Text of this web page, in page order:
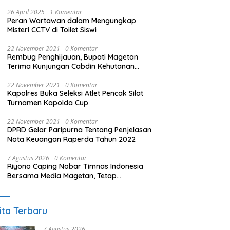
26 April 2025 1 Komentar
Peran Wartawan dalam Mengungkap
Misteri CCTV di Toilet Siswi
22 November 2021 0 Komentar
Rembug Penghijauan, Bupati Magetan
Terima Kunjungan Cabdin Kehutanan
22 November 2021 0 Komentar
Kapolres Buka Seleksi Atlet Pencak Silat
Turnamen Kapolda Cup
22 November 2021 0 Komentar
DPRD Gelar Paripurna Tentang Penjelasan
Nota Keuangan Raperda Tahun 2022
7 Agustus 2026 0 Komentar
Riyono Caping Nobar Timnas Indonesia
Bersama Media Magetan, Tetap
Terbaru